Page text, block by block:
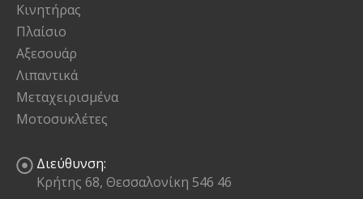
Κινητήρας
Πλαίσιο
Αξεσουάρ
Λιπαντικά
Μεταχειρισμένα
Μοτοσυκλέτες
Διεύθυνση:
Κρήτης 68, Θεσσαλονίκη 546 46